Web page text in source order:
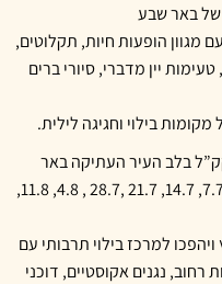
של באר שבע
מגוון הופעות חיות, תקלוטים,
יין מדברי, סיורי ברים
בילוי וחגיגה לילית.
בלב העיר העתיקה באר
שבע ריקודי סלסה ובצ’אטה בתאריכים : 7.7, 14.7, 21.7 ,28.7 , 4.8, 11.8,
למרכז בילוי תרבותי עם
רחוב, נגנים אקוסטיים, דוכני